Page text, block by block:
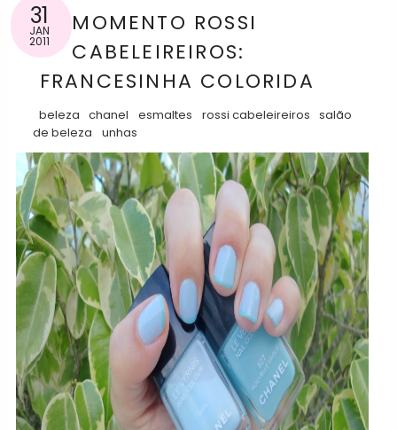
31
JAN
2011
MOMENTO ROSSI
CABELEIREIROS:
FRANCESINHA COLORIDA
beleza chanel esmaltes rossi cabeleireiros
salão
de beleza
unhas